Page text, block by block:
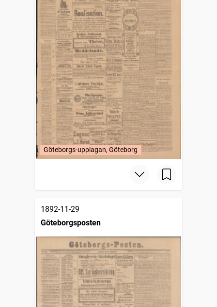
Göteborgs-upplagan, Göteborg
1892-11-29
Göteborgsposten